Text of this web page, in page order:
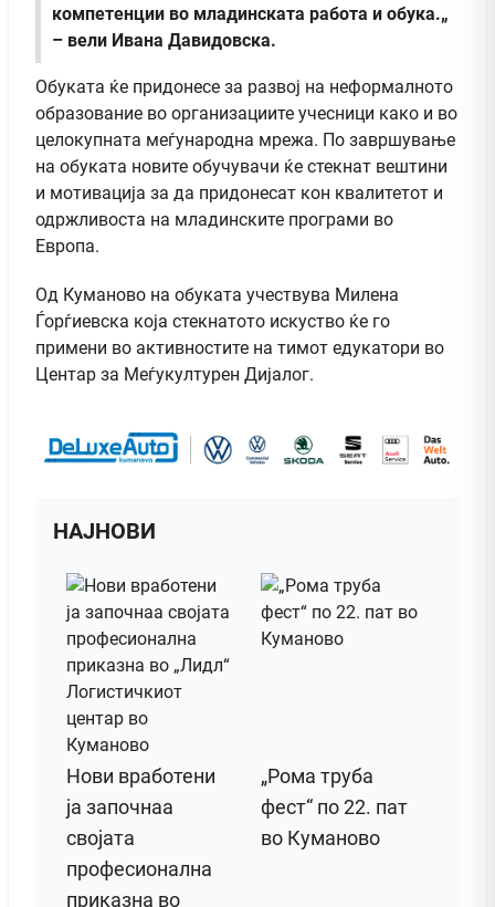
компетенции во младинската работа и обука.„
– вели Ивана Давидовска.
Обуката ќе придонесе за развој на неформалното
образование во организациите учесници како и во
целокупната меѓународна мрежа. По завршување
на обуката новите обучувачи ќе стекнат вештини
и мотивација за да придонесат кон квалитетот и
одржливоста на младинските програми во
Европа.
Од Куманово на обуката учествува Милена
Ѓорѓиевска која стекнатото искуство ќе го
примени во активностите на тимот едукатори во
Центар за Меѓукултурен Дијалог.
НАЈНОВИ
Нови вработени
ја започнаа
својата
професионална
приказна во
„Рома труба
фест“ по 22. пат
во Куманово